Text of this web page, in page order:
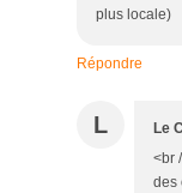
plus locale)
Répondre
L Le
<br
des